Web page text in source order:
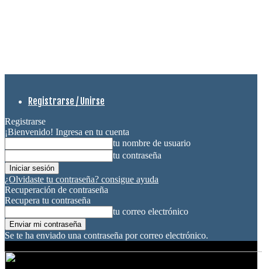
Registrarse / Unirse
Registrarse
¡Bienvenido! Ingresa en tu cuenta
tu nombre de usuario
tu contraseña
¿Olvidaste tu contraseña? consigue ayuda
Recuperación de contraseña
Recupera tu contraseña
tu correo electrónico
Se te ha enviado una contraseña por correo electrónico.